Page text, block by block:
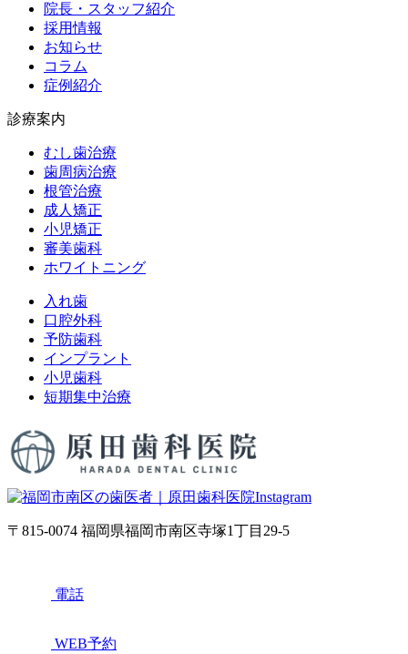
院長・スタッフ紹介
採用情報
お知らせ
コラム
症例紹介
診療案内
むし歯治療
歯周病治療
根管治療
成人矯正
小児矯正
審美歯科
ホワイトニング
入れ歯
口腔外科
予防歯科
インプラント
小児歯科
短期集中治療
〒815-0074 福岡県福岡市南区寺塚1丁目29-5
電話
WEB予約